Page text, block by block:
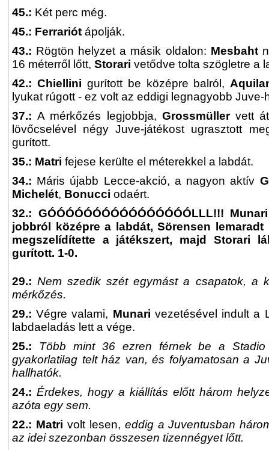
45.: Két perc még.
45.: Ferrariót ápolják.
43.: Rögtön helyzet a másik oldalon: Mesbaht
16 méterről lőtt, Storari vetődve tolta szögletre a
42.: Chiellini gurított be középre balról,
lyukat rúgott - ez volt az eddigi legnagyobb Juve-
37.:A mérkőzés legjobbja, Grossmüllervett át
lövőcselével négy Juve-játékost ugrasztott
gurított.
35.: Matri fejese kerülte el méterekkel a labdát.
34.: Máris újabb Lecce-akció, a nagyon aktív
Michelét, Bonucci odaért.
32.: GÓÓÓÓÓÓÓÓÓÓÓÓÓÓÓÓLLL!!!
jobbról középre a labdát, Sörensen lemaradt
megszelídítette a játékszert, majd Storari
gurított. 1-0.
29.:Nem szedik szét egymást a csapatok, a
mérkőzés.
29.: Végre valami, Munari vezetésével indult a
labdaeladás lett a vége.
25.: Több mint 36 ezren férnek be a Stadio
gyakorlatilag telt ház van, és folyamatosan a
hallhatók.
24.: Érdekes, hogy a kiállítás előtt három
azóta egy sem.
22.: Matri volt lesen, eddig a Juventusban
az idei szezonban összesen tizennégyet lőtt.